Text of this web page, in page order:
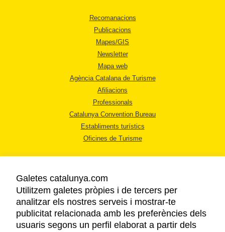
Recomanacions
Publicacions
Mapes/GIS
Newsletter
Mapa web
Agència Catalana de Turisme
Afiliacions
Professionals
Catalunya Convention Bureau
Establiments turístics
Oficines de Turisme
AVÍS LEGAL
POLÍTICA DE PRIVACITAT
Galetes catalunya.com
Utilitzem galetes pròpies i de tercers per
analitzar els nostres serveis i mostrar-te
publicitat relacionada amb les preferències dels
usuaris segons un perfil elaborat a partir dels